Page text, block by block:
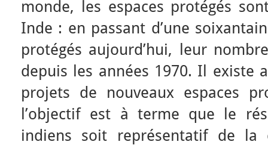
monde, les espaces protégés
Inde : en passant d’une
protégés aujourd’hui, leur
depuis les années 1970. Il existe
projets de nouveaux espaces
l’objectif est à terme que le
indiens soit représentatif de la